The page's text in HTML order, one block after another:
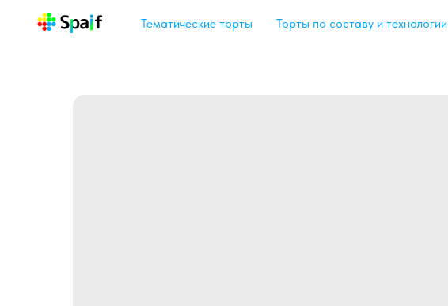
Тематические торты Торты по составу и технологии